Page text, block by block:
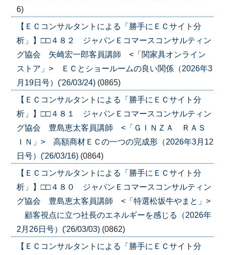
6)
【ＥＣコンサルタントによる「勝手にＥＣサイト分
析」】□□４８２ ジャパンＥコマースコンサルティン
グ協会 矢崎宏一郎客員講師 <「関家具オンライン
ストア」> ＥＣとショールームの良い関係（2026年3
月19日号）('26/03/24) (0865)
【ＥＣコンサルタントによる「勝手にＥＣサイト分
析」】□□４８１ ジャパンＥコマースコンサルティン
グ協会 豊島恵太客員講師 <「ＧＩＮＺＡ ＲＡＳ
ＩＮ」> 高額商材ＥＣの一つの完成形（2026年3月12
日号）('26/03/16) (0864)
【ＥＣコンサルタントによる「勝手にＥＣサイト分
析」】□□４８０ ジャパンＥコマースコンサルティン
グ協会 豊島恵太客員講師 <「特選松坂牛やまと」>
顧客視点に立つ社長のエネルギーを感じる（2026年
2月26日号）('26/03/03) (0862)
【ＥＣコンサルタントによる「勝手にＥＣサイト分